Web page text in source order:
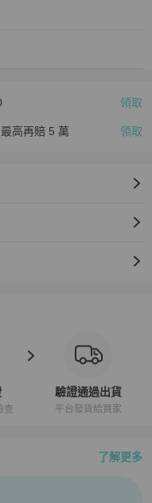
領取
高再賠 5 萬 領取
查
驗證通過出貨
平台發貨給買家
了解更多
流程介紹